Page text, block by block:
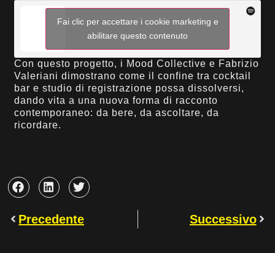
Fai clic per accettare i cookie marketing e
abilitare questo contenuto
Con questo progetto, i Mood Collective e Fabrizio
Valeriani dimostrano come il confine tra cocktail
bar e studio di registrazione possa dissolversi,
dando vita a una nuova forma di racconto
contemporaneo: da bere, da ascoltare, da
ricordare.
Precedente Successivo